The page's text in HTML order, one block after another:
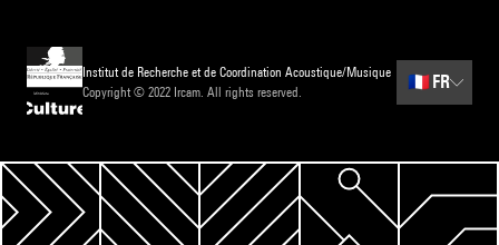
Institut de Recherche et de Coordination Acoustique/Musique
Copyright © 2022 Ircam. All rights reserved.
🇫🇷 FR